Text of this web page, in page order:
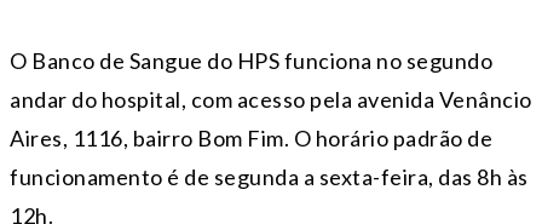
O Banco de Sangue do HPS funciona no segundo
andar do hospital, com acesso pela avenida Venâncio
Aires, 1116, bairro Bom Fim. O horário padrão de
funcionamento é de segunda a sexta-feira, das 8h às
12h.